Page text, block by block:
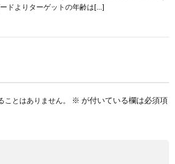
ドよりターゲットの年齢は[…]
ことはありません。 ※ が付いている欄は必須項